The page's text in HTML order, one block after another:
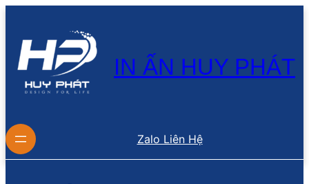
dung
IN ẤN HUY PHÁT
Zalo Liên Hệ